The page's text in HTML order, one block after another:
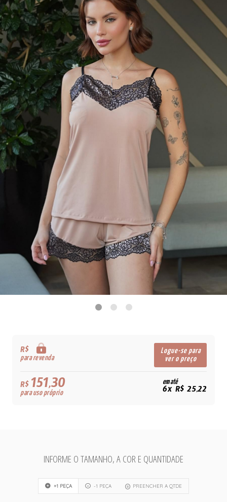
R$
para revenda
Logue-se para
ver o preço
R$151,30
para uso próprio
em até
6x R$ 25,22
INFORME O TAMANHO, A COR E QUANTIDADE
+1 PEÇA -1 PEÇA PREENCHER A QTDE